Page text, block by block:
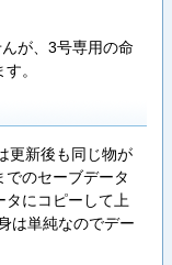
が、3号専用の命
。
更新後も同じ物が
のセーブデータ
タにコピーして上
は単純なのでデー